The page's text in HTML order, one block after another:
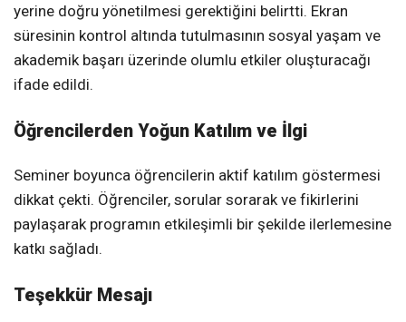
yerine doğru yönetilmesi gerektiğini belirtti. Ekran
süresinin kontrol altında tutulmasının sosyal yaşam ve
akademik başarı üzerinde olumlu etkiler oluşturacağı
ifade edildi.
Öğrencilerden Yoğun Katılım ve İlgi
Seminer boyunca öğrencilerin aktif katılım göstermesi
dikkat çekti. Öğrenciler, sorular sorarak ve fikirlerini
paylaşarak programın etkileşimli bir şekilde ilerlemesine
katkı sağladı.
Teşekkür Mesajı